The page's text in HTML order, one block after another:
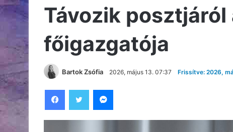
Távozik
főigazgatója
Bartok Zsófia 2026, május 13. 07:37 Frissítve: 2026,